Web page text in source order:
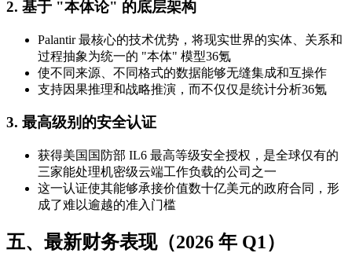
2. 基于 "本体论" 的底层架构
Palantir 最核心的技术优势，将现实世界的实体、关系和
过程抽象为统一的 "本体" 模型36氪
使不同来源、不同格式的数据能够无缝集成和互操作
支持因果推理和战略推演，而不仅仅是统计分析36氪
3. 最高级别的安全认证
获得美国国防部 IL6 最高等级安全授权，是全球仅有的
三家能处理机密级云端工作负载的公司之一
这一认证使其能够承接价值数十亿美元的政府合同，形
成了难以逾越的准入门槛
五、最新财务表现（2026 年 Q1）